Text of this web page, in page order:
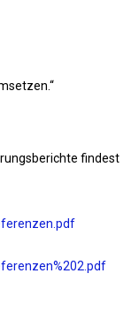
findest